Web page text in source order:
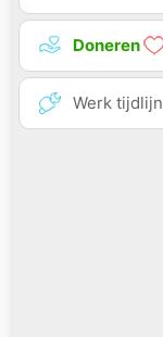
Doneren
Werk tijdlijn